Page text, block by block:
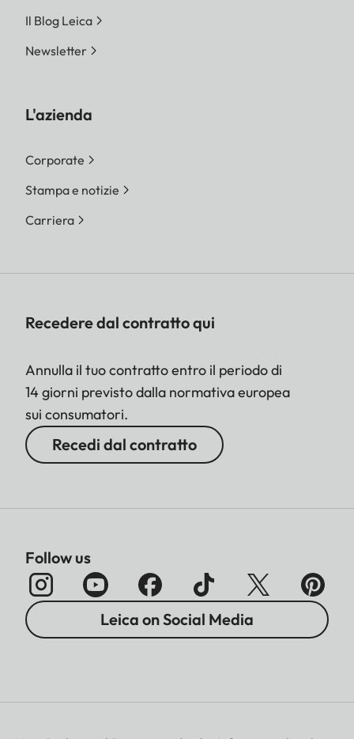
Il Blog Leica
Newsletter
L'azienda
Corporate
Stampa e notizie
Carriera
Recedere dal contratto qui
Annulla il tuo contratto entro il periodo di
14 giorni previsto dalla normativa europea
sui consumatori.
Recedi dal contratto
Follow us
Leica on Social Media